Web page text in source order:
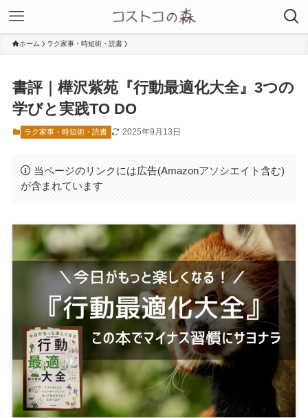
ホーム ラク家事・時短術・読書
書評｜樺沢紫苑『行動最適化大全』3つの
学びと実践TO DO
ラク家事・時短術・読書 2025年9月13日
当ページのリンクには広告(Amazonアソシエイト含む)
が含まれています